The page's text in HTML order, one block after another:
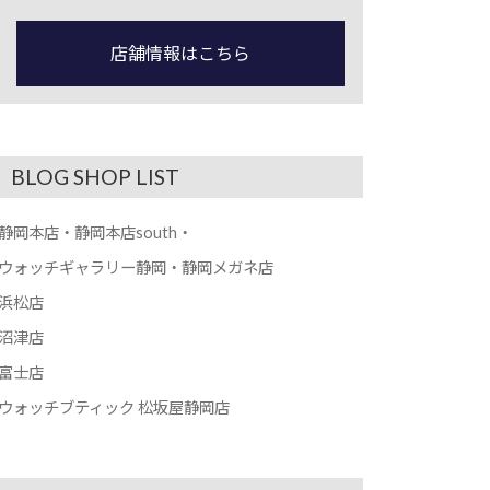
店舗情報はこちら
BLOG SHOP LIST
岡本店・静岡本店south・
ォッチギャラリー静岡・静岡メガネ店
松店
津店
士店
ォッチブティック 松坂屋静岡店